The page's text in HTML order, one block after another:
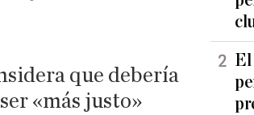
que debería
«más justo»
El